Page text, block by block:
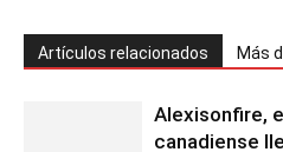
Artículos relacionados Más
Alexisonfire,
canadiense